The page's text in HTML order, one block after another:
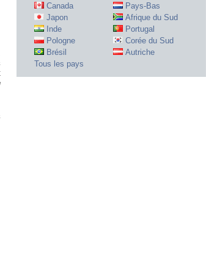
Canada
Pays-Bas
Japon
Afrique du Sud
Inde
Portugal
Pologne
Corée du Sud
Brésil
Autriche
Tous les pays